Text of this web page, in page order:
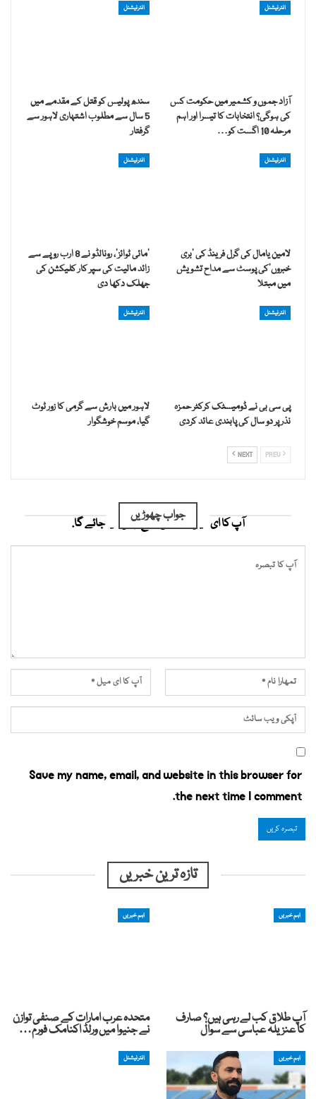
انٹرنیشنل
آزاد جموں و کشمیر میں حکومت کس
کی ہوگی؟ انتخابات کا تیسرا اور اہم
مرحلہ 10 اگست کو…
انٹرنیشنل
سندھ پولیس کو قتل کے مقدمے میں
5 سال سے مطلوب اشتہاری لاہور سے
گرفتار
انٹرنیشنل
لامین یامال کی گرل فرینڈ کی ’بری
خبروں‘کی پوسٹ سے مداح تشویش
میں مبتلا
انٹرنیشنل
’مائی ٹوائز‘، رونالڈو نے 8 ارب روپے سے
زائد مالیت کی سپر کار کلیکشن کی
جھلک دکھا دی
انٹرنیشنل
پی سی بی نے ڈومیسٹک کرکٹر حمزہ
نذر پر دو سال کی پابندی عائد کردی
انٹرنیشنل
لاہور میں بارش سے گرمی کا زور ٹوٹ
گیا، موسم خوشگوار
NEXT
جواب چھوڑیں
آپ کا ای میل ایڈریس شائع نہیں کیا جائے گا.
Save my name, email, and website in this browser for
the next time I comment.
تازہ ترین خبریں
اہم خبریں
آپ طلاق کب لے رہی ہیں؟ صارف
کا عنزیلہ عباسی سے سوال
اہم خبریں
متحدہ عرب امارات کے صنفی توازن
نے جنیوا میں ورلڈ اکنامک فورم…
اہم خبریں انٹرنیشنل